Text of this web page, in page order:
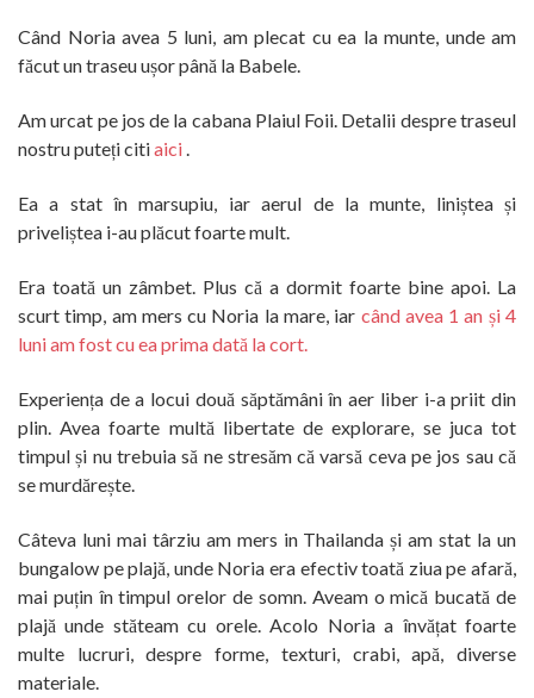
Când Noria avea 5 luni, am plecat cu ea la munte, unde am
făcut un traseu ușor până la Babele.
Am urcat pe jos de la cabana Plaiul Foii. Detalii despre traseul
nostru puteți citiaici.
Ea a stat în marsupiu, iar aerul de la munte, liniștea și
priveliștea i-au plăcut foarte mult.
Era toată un zâmbet. Plus că a dormit foarte bine apoi. La
scurt timp, am mers cu Noria la mare, iar când avea 1 an și 4
luni am fost cu ea prima dată la cort.
Experiența de a locui două săptămâni în aer liber i-a priit din
plin. Avea foarte multă libertate de explorare, se juca tot
timpul și nu trebuia să ne stresăm că varsă ceva pe jos sau că
se murdărește.
Câteva luni mai târziu am mers in Thailanda și am stat la un
bungalow pe plajă, unde Noria era efectiv toată ziua pe afară,
mai puțin în timpul orelor de somn. Aveam o mică bucată de
plajă unde stăteam cu orele. Acolo Noria a învățat foarte
multe lucruri, despre forme, texturi, crabi, apă, diverse
materiale.